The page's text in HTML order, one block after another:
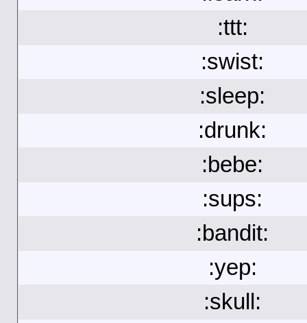
:ttt:
:swist:
:sleep:
:drunk:
:bebe:
:sups:
:bandit:
:yep:
:skull: